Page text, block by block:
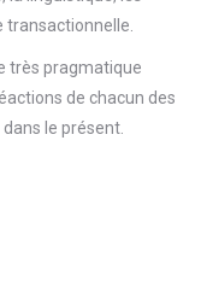
transactionnelle.
très pragmatique
de chacun des
le présent.